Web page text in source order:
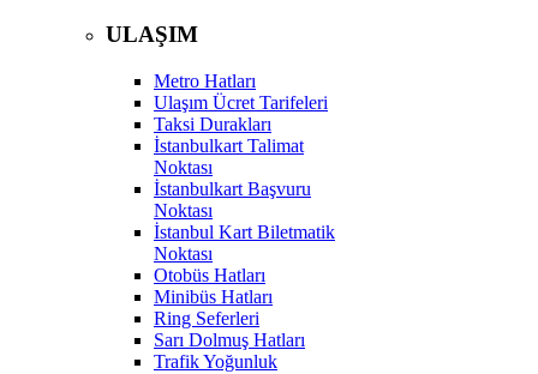
ULAŞIM
Metro Hatları
Ulaşım Ücret Tarifeleri
Taksi Durakları
İstanbulkart Talimat
Noktası
İstanbulkart Başvuru
Noktası
İstanbul Kart Biletmatik
Noktası
Otobüs Hatları
Minibüs Hatları
Ring Seferleri
Sarı Dolmuş Hatları
Trafik Yoğunluk